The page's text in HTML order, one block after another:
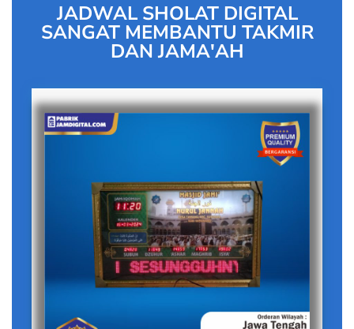
JADWAL SHOLAT DIGITAL
SANGAT MEMBANTU TAKMIR
DAN JAMA'AH